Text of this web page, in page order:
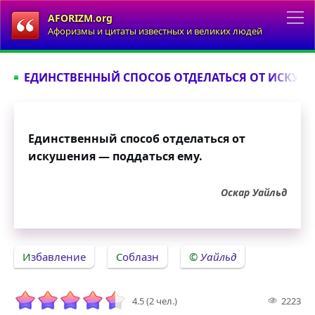
AFORIZM.org
Афоризмы и цитаты известных и великих людей
ЕДИНСТВЕННЫЙ СПОСОБ ОТДЕЛАТЬСЯ ОТ
Единственный способ отделаться от
искушения — поддаться ему.
Оскар Уайльд
Избавление Соблазн Уайльд
4.5 (2 чел.) 2223